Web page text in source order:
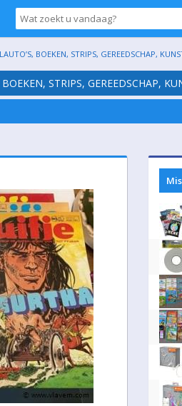
BOEKEN, STRIPS, GEREEDSCHAP,
STRIPS, GEREEDSCHAP,